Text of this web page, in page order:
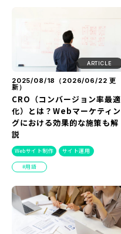
ARTICLE
2025/08/18（ 2026/06/22 更
新）
CRO（コンバージョン率最適
化）とは？Webマーケティン
グにおける効果的な施策も解
説
Webサイト制作 サイト運用
用語